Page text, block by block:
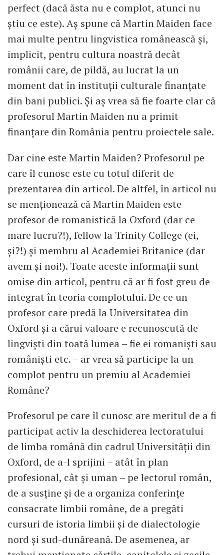
perfect (dacă ăsta nu e complot, atunci nu
știu ce este). Aș spune că Martin Maiden face
mai multe pentru lingvistica românească și,
implicit, pentru cultura noastră decât
românii care, de pildă, au lucrat la un
moment dat în instituții culturale finanțate
din bani publici. Și aș vrea să fie foarte clar că
profesorul Martin Maiden nu a primit
finanțare din România pentru proiectele sale.
Dar cine este Martin Maiden? Profesorul pe
care îl cunosc este cu totul diferit de
prezentarea din articol. De altfel, în articol nu
se menționează că Martin Maiden este
profesor de romanistică la Oxford (dar ce
mare lucru?!), fellow la Trinity College (ei,
și?!) și membru al Academiei Britanice (dar
avem și noi!). Toate aceste informații sunt
omise din articol, pentru că ar fi fost greu de
integrat în teoria complotului. De ce un
profesor care predă la Universitatea din
Oxford și a cărui valoare e recunoscută de
lingviști din toată lumea – fie ei romaniști sau
româniști etc. – ar vrea să participe la un
complot pentru un premiu al Academiei
Române?
Profesorul pe care îl cunosc are meritul de a fi
participat activ la deschiderea lectoratului
de limba română din cadrul Universității din
Oxford, de a-l sprijini – atât în plan
profesional, cât și uman – pe lectorul român,
de a susține și de a organiza conferințe
consacrate limbii române, de a pregăti
cursuri de istoria limbii și de dialectologie
nord și sud-dunăreană. De asemenea, ar